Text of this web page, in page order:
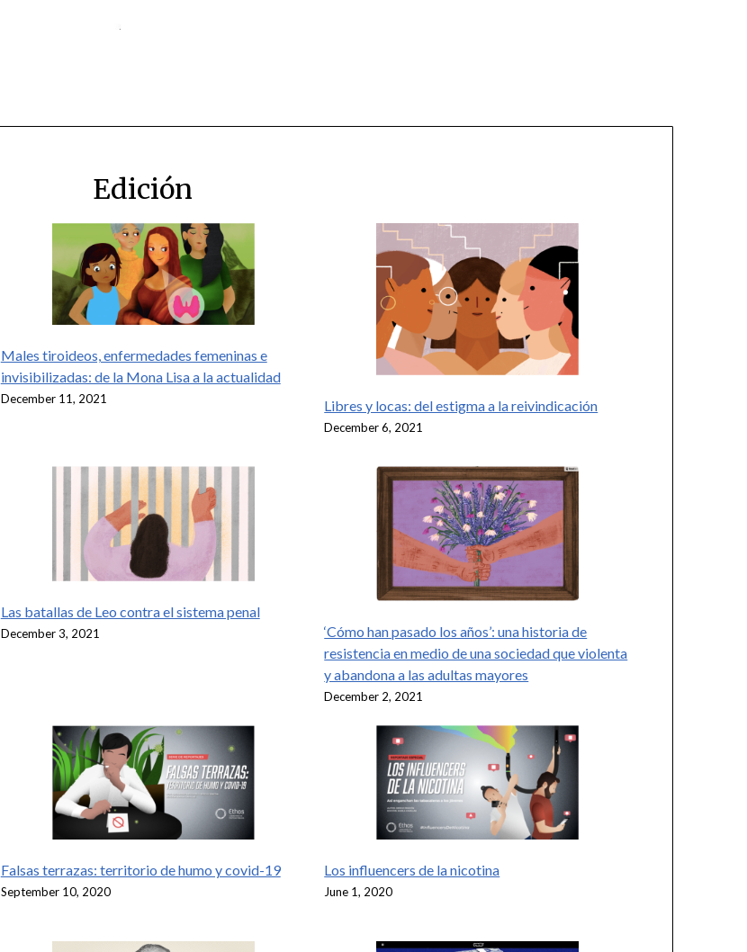
Edición
Males tiroideos, enfermedades femeninas e
invisibilizadas: de la Mona Lisa a la actualidad
December 11, 2021 Libres y locas: del estigma a la reivindicación
December 6, 2021
Las batallas de Leo contra el sistema penal
December 3, 2021
‘Cómo han pasado los años’: una historia de
resistencia en medio de una sociedad que violenta
y abandona a las adultas mayores
December 2, 2021
Falsas terrazas: territorio de humo y covid-19
September 10, 2020
Los influencers de la nicotina
June 1, 2020